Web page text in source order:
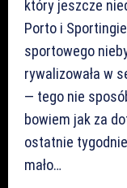
który jeszcze
Porto i
sportowego
rywalizowała w
— tego nie
bowiem jak za
ostatnie
mało…